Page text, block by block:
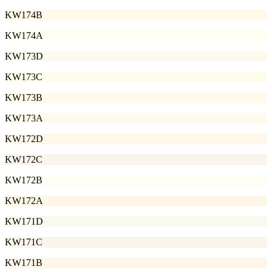
KW174B
KW174A
KW173D
KW173C
KW173B
KW173A
KW172D
KW172C
KW172B
KW172A
KW171D
KW171C
KW171B